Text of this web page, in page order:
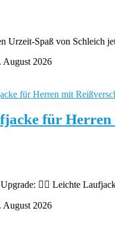
Urzeit-Spaß von Schleich
August 2026
für
🏃‍♂️ Leichte
August 2026